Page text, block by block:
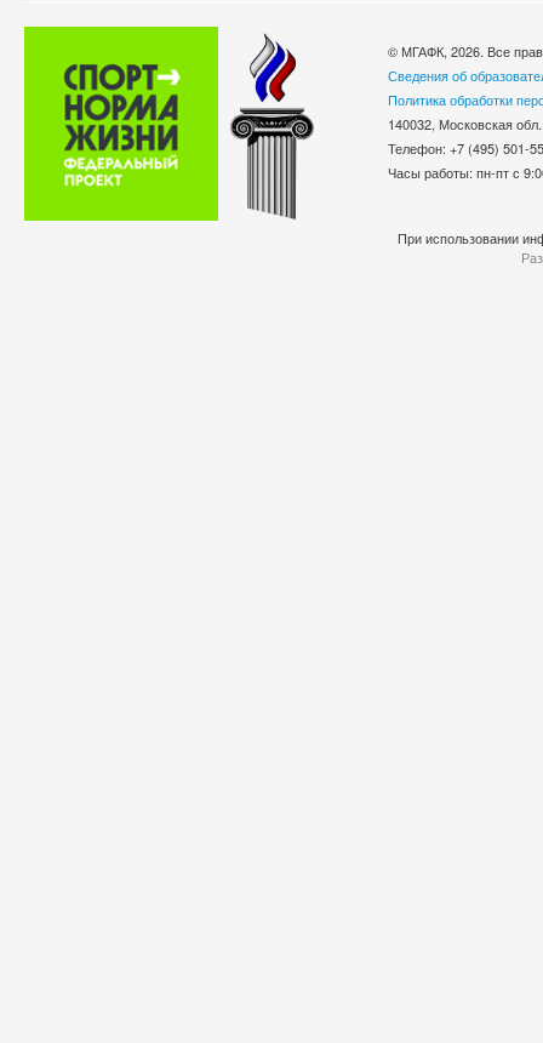
© МГАФК, 2026. Все
Сведения об
Политика обработки
140032, Московская
Телефон: +7 (495)
Часы работы: пн-пт с
При использовании